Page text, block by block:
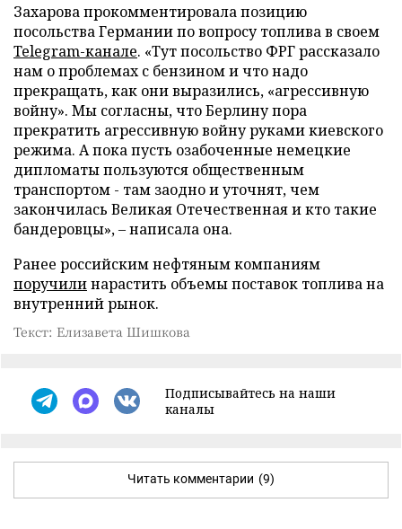
Захарова прокомментировала позицию
посольства Германии по вопросу топлива в своем
Telegram-канале. «Тут посольство ФРГ рассказало
нам о проблемах с бензином и что надо
прекращать, как они выразились, «агрессивную
войну». Мы согласны, что Берлину пора
прекратить агрессивную войну руками киевского
режима. А пока пусть озабоченные немецкие
дипломаты пользуются общественным
транспортом - там заодно и уточнят, чем
закончилась Великая Отечественная и кто такие
бандеровцы», – написала она.
Ранее российским нефтяным компаниям
поручилинарастить объемы поставок топлива на
внутренний рынок.
Текст: Елизавета Шишкова
Подписывайтесь на наши
каналы
Читать комментарии (9)